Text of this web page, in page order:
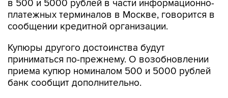
в 500 и 5000 рублей в части информационно-
платежных терминалов в Москве, говорится в
сообщении кредитной организации.
Купюры другого достоинства будут
приниматься по-прежнему. О возобновлении
приема купюр номиналом 500 и 5000 рублей
банк сообщит дополнительно.